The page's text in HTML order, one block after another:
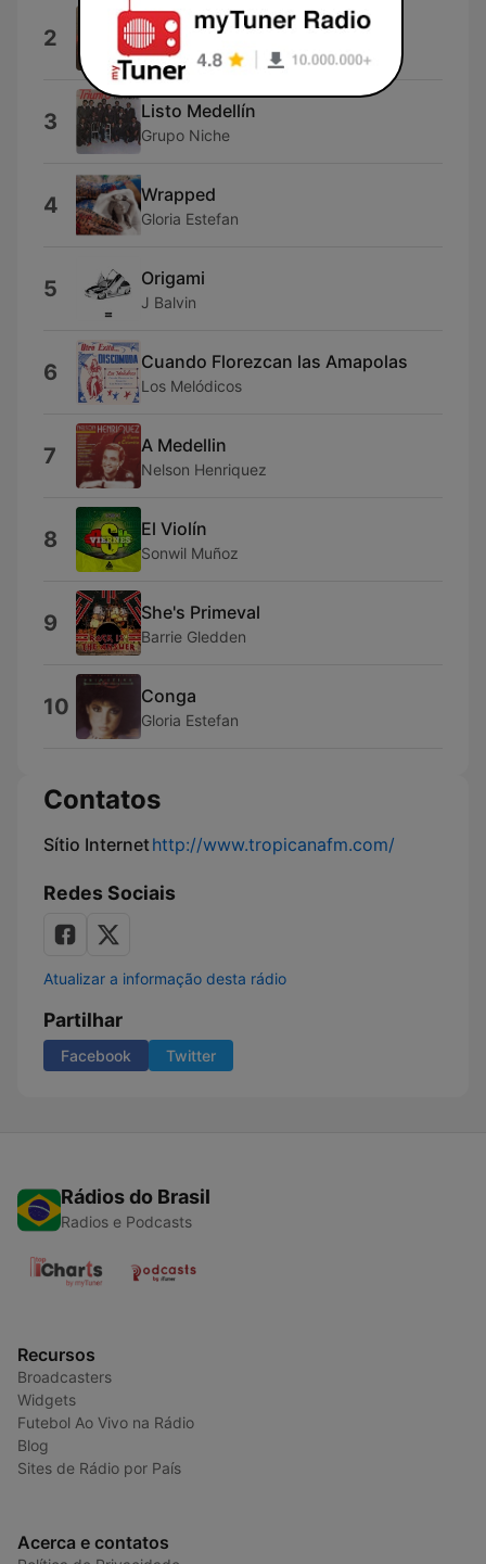
2 Me Voy para Medellín
El Combo de las Estrellas
3 Listo Medellín
Grupo Niche
4 Wrapped
Gloria Estefan
5 Origami
J Balvin
6 Cuando Florezcan las Amapolas
Los Melódicos
7 A Medellin
Nelson Henriquez
8 El Violín
Sonwil Muñoz
9 She's Primeval
Barrie Gledden
10 Conga
Gloria Estefan
Contatos
Sítio Internethttp://www.tropicanafm.com/
Redes Sociais
Atualizar a informação desta rádio
Partilhar
Facebook Twitter
Rádios do Brasil
Radios e Podcasts
Recursos
Broadcasters
Widgets
Futebol Ao Vivo na Rádio
Blog
Sites de Rádio por País
Acerca e contatos